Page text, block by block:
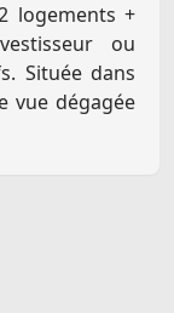
logements +
ou
Située dans
vue dégagée